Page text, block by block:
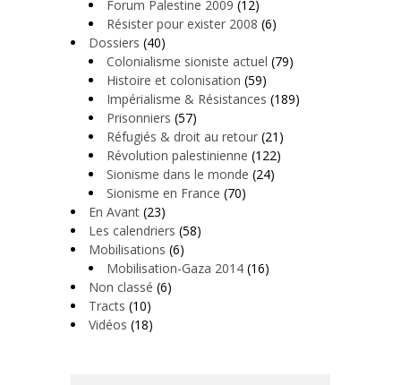
Forum Palestine 2009 (12)
Résister pour exister 2008 (6)
Dossiers (40)
Colonialisme sioniste actuel (79)
Histoire et colonisation (59)
Impérialisme & Résistances (189)
Prisonniers (57)
Réfugiés & droit au retour (21)
Révolution palestinienne (122)
Sionisme dans le monde (24)
Sionisme en France (70)
En Avant (23)
Les calendriers (58)
Mobilisations (6)
Mobilisation-Gaza 2014 (16)
Non classé (6)
Tracts (10)
Vidéos (18)